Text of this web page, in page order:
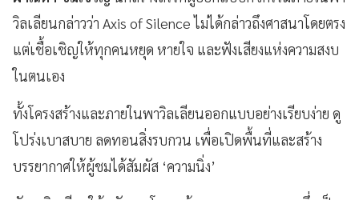
วิลเลียนกล่าวว่า Axis of Silence ไม่ได้กล่าวถึงศาสนาโดยตรง
แต่เชื้อเชิญให้ทุกคนหยุด หายใจ และฟังเสียงแห่งความสงบ
ในตนเอง
ทั้งโครงสร้างและภายในพาวิลเลียนออกแบบอย่างเรียบง่าย ดู
โปร่งเบาสบาย ลดทอนสิ่งรบกวน เพื่อเปิดพื้นที่และสร้าง
บรรยากาศให้ผู้ชมได้สัมผัส ‘ความนิ่ง’